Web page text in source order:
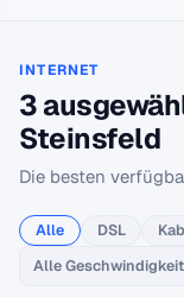
INTERNET
3
Steinsfeld
Die besten
Alle DSL